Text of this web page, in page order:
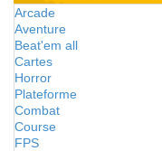
Arcade
Aventure
Beat'em all
Cartes
Horror
Plateforme
Combat
Course
FPS